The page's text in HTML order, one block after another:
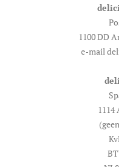
1100 DD
e-mail
1114